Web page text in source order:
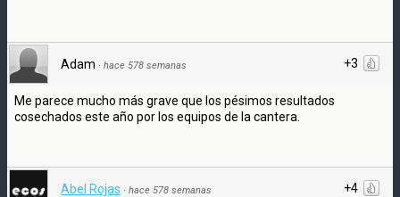
+3
Adam · hace 578 semanas
Me parece mucho más grave que los pésimos resultados
cosechados este año por los equipos de la cantera.
+4
Abel Rojas · hace 578 semanas